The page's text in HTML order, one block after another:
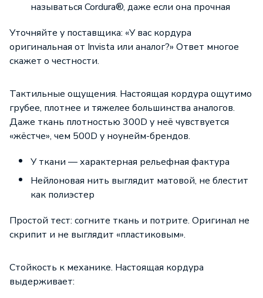
называться Cordura®, даже если она прочная
Уточняйте у поставщика: «У вас кордура
оригинальная от Invista или аналог?» Ответ многое
скажет о честности.
Тактильные ощущения. Настоящая кордура ощутимо
грубее, плотнее и тяжелее большинства аналогов.
Даже ткань плотностью 300D у неё чувствуется
«жёстче», чем 500D у ноунейм-брендов.
У ткани — характерная рельефная фактура
Нейлоновая нить выглядит матовой, не блестит
как полиэстер
Простой тест: согните ткань и потрите. Оригинал не
скрипит и не выглядит «пластиковым».
Стойкость к механике. Настоящая кордура
выдерживает: